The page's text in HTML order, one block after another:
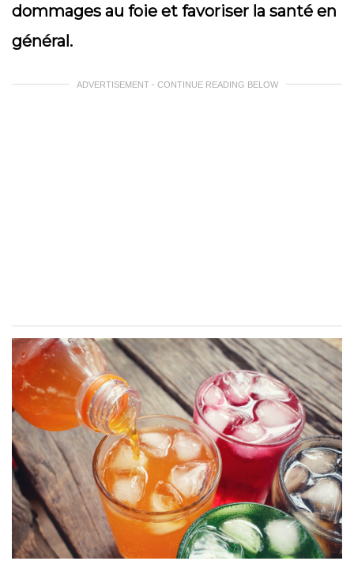
dommages au foie et favoriser la santé en
général.
ADVERTISEMENT - CONTINUE READING BELOW